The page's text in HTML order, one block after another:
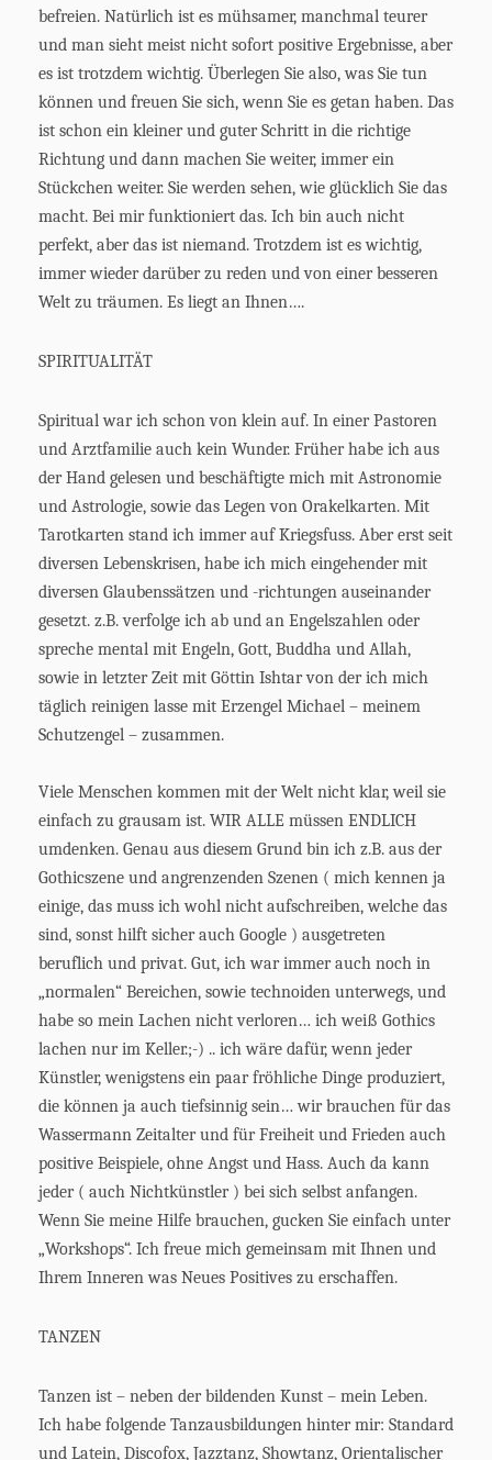
befreien. Natürlich ist es mühsamer, manchmal teurer
und man sieht meist nicht sofort positive Ergebnisse, aber
es ist trotzdem wichtig. Überlegen Sie also, was Sie tun
können und freuen Sie sich, wenn Sie es getan haben. Das
ist schon ein kleiner und guter Schritt in die richtige
Richtung und dann machen Sie weiter, immer ein
Stückchen weiter. Sie werden sehen, wie glücklich Sie das
macht. Bei mir funktioniert das. Ich bin auch nicht
perfekt, aber das ist niemand. Trotzdem ist es wichtig,
immer wieder darüber zu reden und von einer besseren
Welt zu träumen. Es liegt an Ihnen….
SPIRITUALITÄT
Spiritual war ich schon von klein auf. In einer Pastoren
und Arztfamilie auch kein Wunder. Früher habe ich aus
der Hand gelesen und beschäftigte mich mit Astronomie
und Astrologie, sowie das Legen von Orakelkarten. Mit
Tarotkarten stand ich immer auf Kriegsfuss. Aber erst seit
diversen Lebenskrisen, habe ich mich eingehender mit
diversen Glaubenssätzen und -richtungen auseinander
gesetzt. z.B. verfolge ich ab und an Engelszahlen oder
spreche mental mit Engeln, Gott, Buddha und Allah,
sowie in letzter Zeit mit Göttin Ishtar von der ich mich
täglich reinigen lasse mit Erzengel Michael – meinem
Schutzengel – zusammen.
Viele Menschen kommen mit der Welt nicht klar, weil sie
einfach zu grausam ist. WIR ALLE müssen ENDLICH
umdenken. Genau aus diesem Grund bin ich z.B. aus der
Gothicszene und angrenzenden Szenen ( mich kennen ja
einige, das muss ich wohl nicht aufschreiben, welche das
sind, sonst hilft sicher auch Google ) ausgetreten
beruflich und privat. Gut, ich war immer auch noch in
„normalen“ Bereichen, sowie technoiden unterwegs, und
habe so mein Lachen nicht verloren… ich weiß Gothics
lachen nur im Keller.;-) .. ich wäre dafür, wenn jeder
Künstler, wenigstens ein paar fröhliche Dinge produziert,
die können ja auch tiefsinnig sein… wir brauchen für das
Wassermann Zeitalter und für Freiheit und Frieden auch
positive Beispiele, ohne Angst und Hass. Auch da kann
jeder ( auch Nichtkünstler ) bei sich selbst anfangen.
Wenn Sie meine Hilfe brauchen, gucken Sie einfach unter
„Workshops“. Ich freue mich gemeinsam mit Ihnen und
Ihrem Inneren was Neues Positives zu erschaffen.
TANZEN
Tanzen ist – neben der bildenden Kunst – mein Leben.
Ich habe folgende Tanzausbildungen hinter mir: Standard
und Latein, Discofox, Jazztanz, Showtanz, Orientalischer